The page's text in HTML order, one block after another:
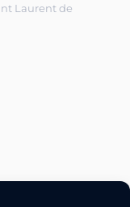
Laurent de